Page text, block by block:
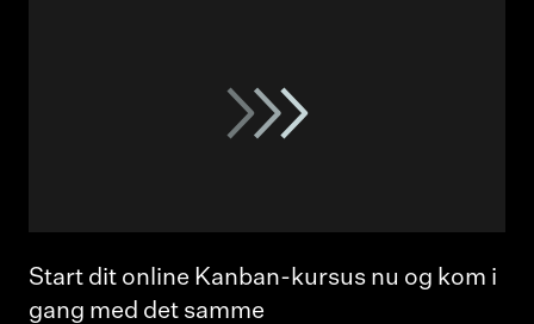
Start dit online Kanban-kursus nu og kom i
gang med det samme